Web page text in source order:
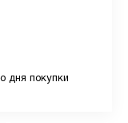
дня покупки